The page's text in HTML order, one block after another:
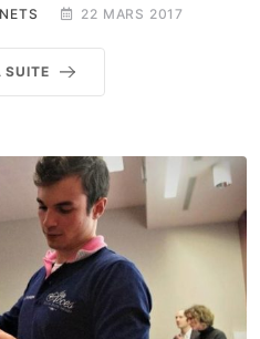
22 MARS 2017
SUITE